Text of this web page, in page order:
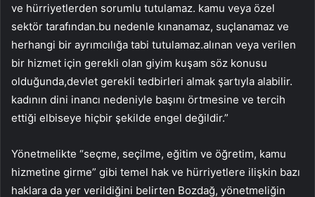
ve hürriyetlerden sorumlu tutulamaz. kamu veya özel
sektör tarafından.bu nedenle kınanamaz, suçlanamaz ve
herhangi bir ayrımcılığa tabi tutulamaz.alınan veya verilen
bir hizmet için gerekli olan giyim kuşam söz konusu
olduğunda,devlet gerekli tedbirleri almak şartıyla alabilir.
kadının dini inancı nedeniyle başını örtmesine ve tercih
ettiği elbiseye hiçbir şekilde engel değildir.”
Yönetmelikte “seçme, seçilme, eğitim ve öğretim, kamu
hizmetine girme” gibi temel hak ve hürriyetlere ilişkin bazı
haklara da yer verildiğini belirten Bozdağ, yönetmeliğin